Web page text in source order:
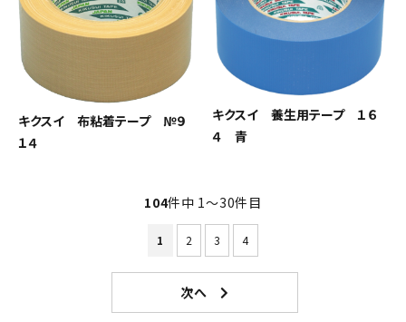
キクスイ 布粘着テープ №９
１４
キクスイ 養生用テープ １６
４ 青
104件中 1〜30件目
1 2 3 4